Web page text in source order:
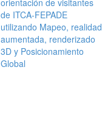
orientación de visitantes
de ITCA-FEPADE
utilizando Mapeo, realidad
aumentada, renderizado
3D y Posicionamiento
Global